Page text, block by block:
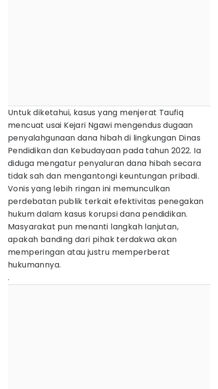
Untuk diketahui, kasus yang menjerat Taufiq
mencuat usai Kejari Ngawi mengendus dugaan
penyalahgunaan dana hibah di lingkungan Dinas
Pendidikan dan Kebudayaan pada tahun 2022. Ia
diduga mengatur penyaluran dana hibah secara
tidak sah dan mengantongi keuntungan pribadi.
Vonis yang lebih ringan ini memunculkan
perdebatan publik terkait efektivitas penegakan
hukum dalam kasus korupsi dana pendidikan.
Masyarakat pun menanti langkah lanjutan,
apakah banding dari pihak terdakwa akan
memperingan atau justru memperberat
hukumannya.
.